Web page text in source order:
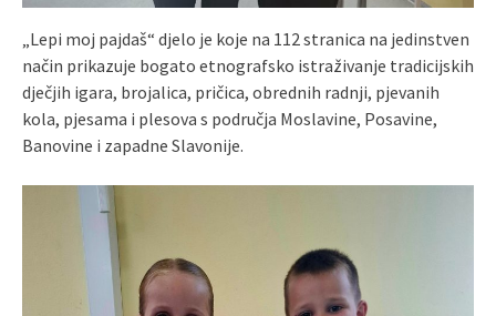
„Lepi moj pajdaš“ djelo je koje na 112 stranica na jedinstven
način prikazuje bogato etnografsko istraživanje tradicijskih
dječjih igara, brojalica, pričica, obrednih radnji, pjevanih
kola, pjesama i plesova s područja Moslavine, Posavine,
Banovine i zapadne Slavonije.